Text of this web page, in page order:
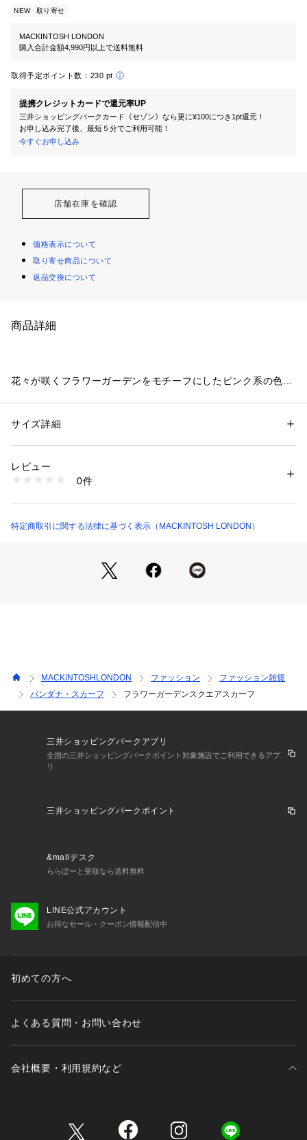
NEW 取り寄せ
MACKINTOSH LONDON
購入合計金額4,990円以上で送料無料
取得予定ポイント数： 230 pt
提携クレジットカードで還元率UP
三井ショッピングパークカード《セゾン》なら更に¥100につき1pt還元！
お申し込み完了後、最短５分でご利用可能！
今すぐお申し込み
店舗在庫を確認
価格表示について
取り寄せ商品について
返品交換について
商品詳細
花々が咲くフラワーガーデンをモチーフにしたピンク系の色が
は職人が丁寧に手巻しています。アフガン巻きにしたり、三角
※この商品はサンプルで撮影を行っています。実際の商品とイ
メージ、仕様等が異なる場合がございますので予めご了承くだ
性別：レディース
素材：絹100%
商品番号：
G5705612-- （ショップ）
サイズ詳細
レビュー
0件
特定商取引に関する法律に基づく表示（MACKINTOSH LONDON）
MACKINTOSHLONDON ファッション
ファッション雑貨
バンダナ・スカーフ
フラワーガーデンスクエアスカーフ
三井ショッピングパークアプリ
全国の三井ショッピングパークポイント対象施設でご利用できるアプ
リ
三井ショッピングパークポイント
&mallデスク
ららぽーと受取なら送料無料
LINE公式アカウント
お得なセール・クーポン情報配信中
初めての方へ
よくある質問・お問い合わせ
会社概要・利用規約など